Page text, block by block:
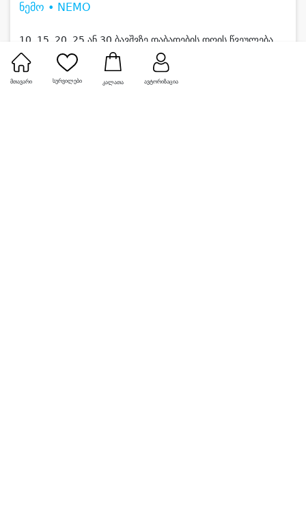
მთავარი სურვილები კალათა ავტორიზაცია
ნემო • NEMO
10, 15, 20, 25 ან 30 ბავშვზე დაბადების დღის წვეულება
630 ₾
425 ₾